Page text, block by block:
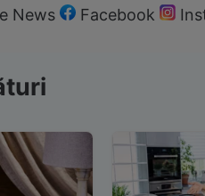
News Facebook